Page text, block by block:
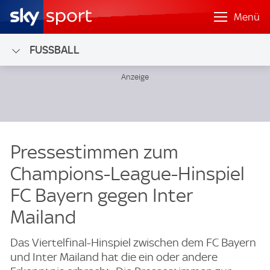
Menü
FUSSBALL
Pressestimmen zum
Champions-League-Hinspiel
FC Bayern gegen Inter
Mailand
Das Viertelfinal-Hinspiel zwischen dem FC Bayern
und Inter Mailand hat die ein oder andere